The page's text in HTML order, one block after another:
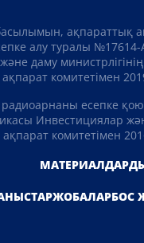
ақпараттық
алу туралы №17614-
даму
ақпарат комитетімен
есепке қою
Инвестициялар
комитетімен
ЖОБАЛАРБОС